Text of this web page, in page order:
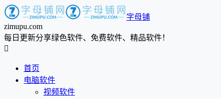
字母铺
zimupu.com
每日更新分享绿色软件、免费软件、精品软件！

首页
电脑软件
视频软件